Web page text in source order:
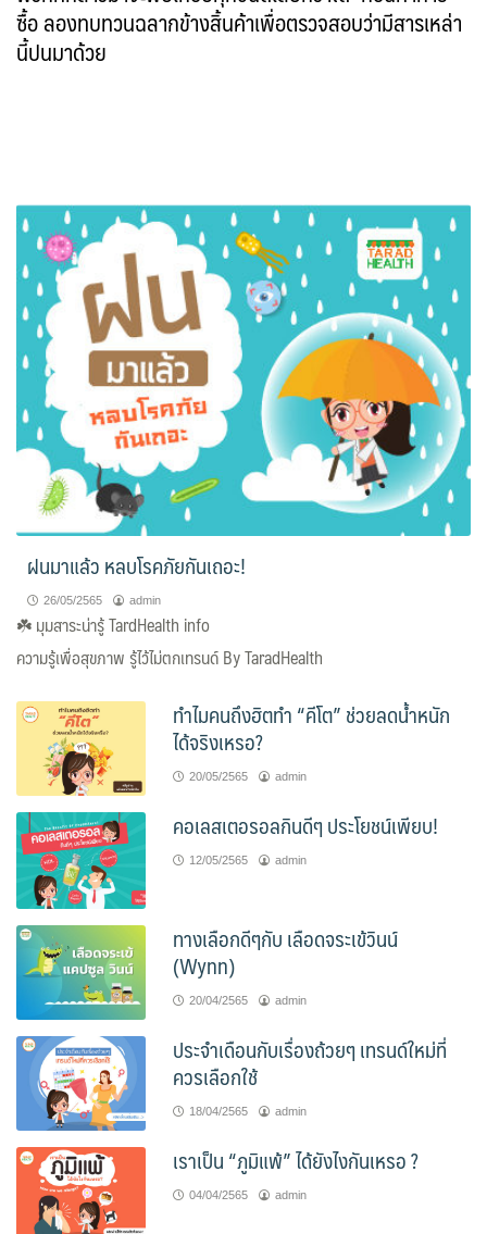
ซื้อ ลองทบทวนฉลากข้างสิ้นค้าเพื่อตรวจสอบว่ามีสารเหล่า
นี้ปนมาด้วย
ฝนมาแล้ว หลบโรคภัยกันเถอะ!
26/05/2565 admin
☘️มุมสาระน่ารู้ TardHealth info
ความรู้เพื่อสุขภาพ รู้ไว้ไม่ตกเทรนด์ By TaradHealth
ทำไมคนถึงฮิตทำ “คีโต” ช่วยลดน้ำหนัก
ได้จริงเหรอ?
20/05/2565 admin
คอเลสเตอรอลกินดีๆ ประโยชน์เพียบ!
12/05/2565 admin
ทางเลือกดีๆกับ เลือดจระเข้วินน์
(Wynn)
20/04/2565 admin
ประจำเดือนกับเรื่องถ้วยๆ เทรนด์ใหม่ที่
ควรเลือกใช้
18/04/2565 admin
เราเป็น “ภูมิแพ้” ได้ยังไงกันเหรอ ?
04/04/2565 admin